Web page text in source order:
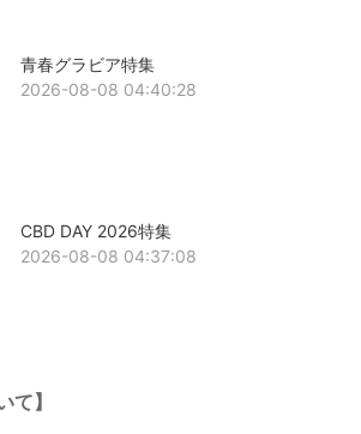
青春グラビア特集
2026-08-08 04:40:28
CBD DAY 2026特集
2026-08-08 04:37:08
て】